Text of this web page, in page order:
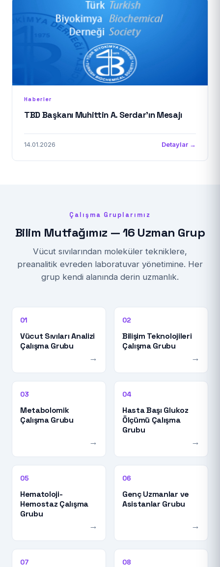
Haberler
TBD Başkanı Muhittin A. Serdar'ın Mesajı
14.01.2026 Detaylar →
Çalışma Gruplarımız
Bilim Mutfağımız — 16 Uzman Grup
Vücut sıvılarından moleküler tekniklere,
preanalitik evreden laboratuvar yönetimine. Her
grup kendi alanında derin uzmanlık.
01
Vücut Sıvıları Analizi
Çalışma Grubu
→
02
Bilişim Teknolojileri
Çalışma Grubu
→
03
Metabolomik
Çalışma Grubu
→
04
Hasta Başı Glukoz
Ölçümü Çalışma
Grubu
→
05
Hematoloji-
Hemostaz Çalışma
Grubu
→
06
Genç Uzmanlar ve
Asistanlar Grubu
→
07 08